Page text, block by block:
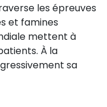
les épreuves
et famines
mettent à
À la
sa